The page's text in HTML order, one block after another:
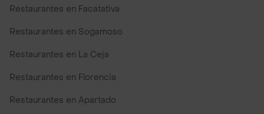
Restaurantes en Facatativa
Restaurantes en Sogamoso
Restaurantes en La Ceja
Restaurantes en Florencia
Restaurantes en Apartado